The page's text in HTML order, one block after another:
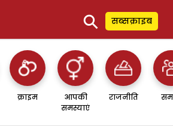
⚲ सब्सक्राइब
क्राइम
आपकी
समस्याएं
राजनीति